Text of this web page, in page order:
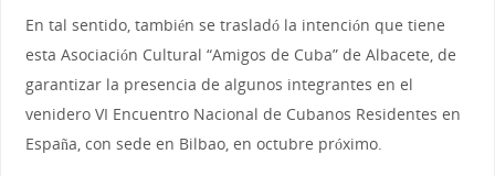
En tal sentido, también se trasladó la intención que tiene
esta Asociación Cultural “Amigos de Cuba” de Albacete, de
garantizar la presencia de algunos integrantes en el
venidero VI Encuentro Nacional de Cubanos Residentes en
España, con sede en Bilbao, en octubre próximo.